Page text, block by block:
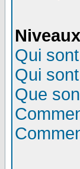
Qui
Qui
Que